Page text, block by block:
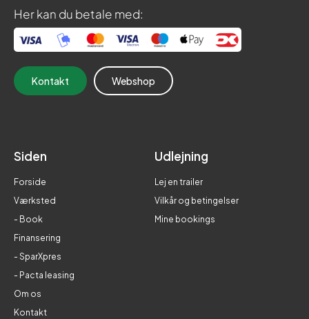
Her kan du betale med:
Kontakt Webshop
Siden
Forside
Værksted
- Book
Finansering
- SparXpres
- Pacta leasing
Om os
Kontakt
Udlejning
Lej en trailer
Vilkår og betingelser
Mine bookings